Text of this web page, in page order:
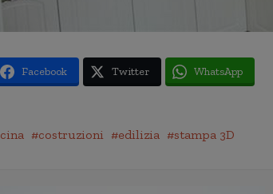
Facebook Twitter WhatsApp
cina costruzioni edilizia stampa 3D